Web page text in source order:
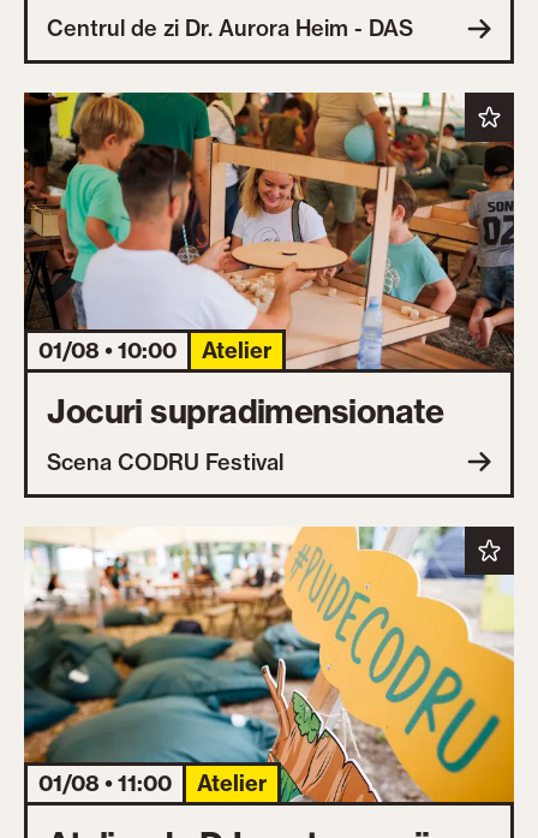
Centrul de zi Dr. Aurora Heim - DAS
01/08 • 10:00 Atelier
Jocuri supradimensionate
Scena CODRU Festival
01/08 • 11:00 Atelier